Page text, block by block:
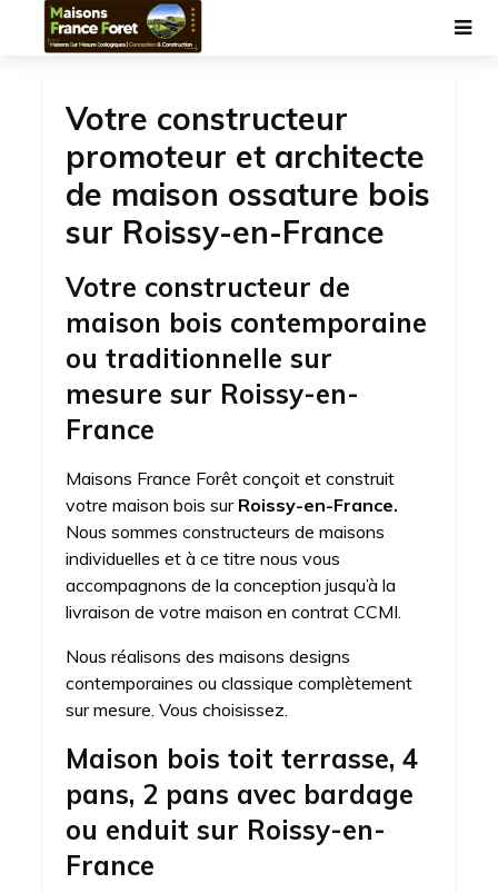
Votre constructeur
promoteur et architecte
de maison ossature bois
sur Roissy-en-France
Votre constructeur de
maison bois contemporaine
ou traditionnelle sur
mesure sur Roissy-en-
France
Maisons France Forêt conçoit et construit
votre maison bois sur Roissy-en-France.
Nous sommes constructeurs de maisons
individuelles et à ce titre nous vous
accompagnons de la conception jusqu’à la
livraison de votre maison en contrat CCMI.
Nous réalisons des maisons designs
contemporaines ou classique complètement
sur mesure. Vous choisissez.
Maison bois toit terrasse, 4
pans, 2 pans avec bardage
ou enduit sur Roissy-en-
France